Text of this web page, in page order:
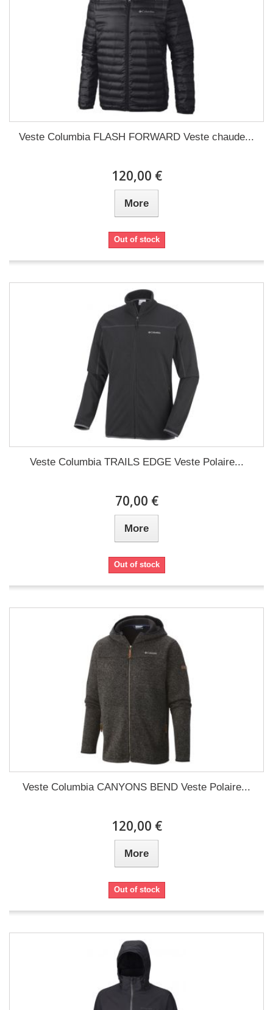
Veste Columbia FLASH FORWARD Veste chaude...
120,00 €
More
Out of stock
Veste Columbia TRAILS EDGE Veste Polaire...
70,00 €
More
Out of stock
Veste Columbia CANYONS BEND Veste Polaire...
120,00 €
More
Out of stock